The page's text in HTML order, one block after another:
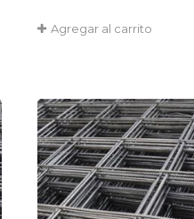
Agregar al carrito